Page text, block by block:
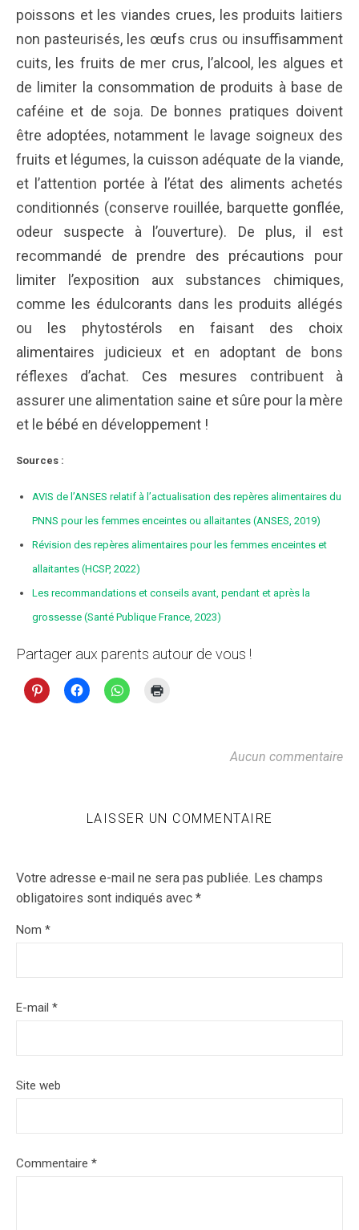
poissons et les viandes crues, les produits laitiers
non pasteurisés, les œufs crus ou insuffisamment
cuits, les fruits de mer crus, l’alcool, les algues et
de limiter la consommation de produits à base de
caféine et de soja. De bonnes pratiques doivent
être adoptées, notamment le lavage soigneux des
fruits et légumes, la cuisson adéquate de la viande,
et l’attention portée à l’état des aliments achetés
conditionnés (conserve rouillée, barquette gonflée,
odeur suspecte à l’ouverture). De plus, il est
recommandé de prendre des précautions pour
limiter l’exposition aux substances chimiques,
comme les édulcorants dans les produits allégés
ou les phytostérols en faisant des choix
alimentaires judicieux et en adoptant de bons
réflexes d’achat. Ces mesures contribuent à
assurer une alimentation saine et sûre pour la mère
et le bébé en développement !
Sources :
AVIS de l’ANSES relatif à l’actualisation des repères alimentaires du
PNNS pour les femmes enceintes ou allaitantes (ANSES, 2019)
Révision des repères alimentaires pour les femmes enceintes et
allaitantes (HCSP, 2022)
Les recommandations et conseils avant, pendant et après la
grossesse (Santé Publique France, 2023)
Partager aux parents autour de vous !
Aucun commentaire
LAISSER UN COMMENTAIRE
Votre adresse e-mail ne sera pas publiée. Les champs
obligatoires sont indiqués avec *
Nom *
E-mail *
Site web
Commentaire *